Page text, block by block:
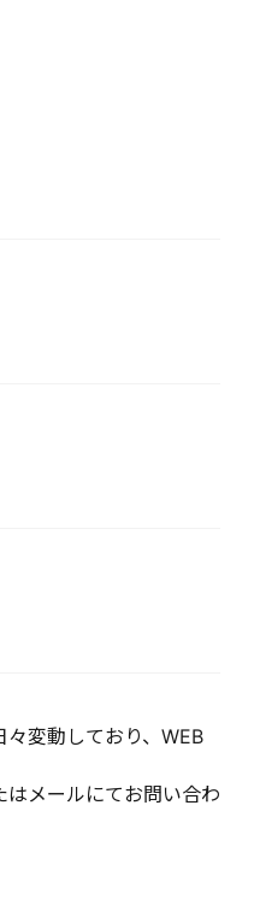
変動しており、WEB
メールにてお問い合わ